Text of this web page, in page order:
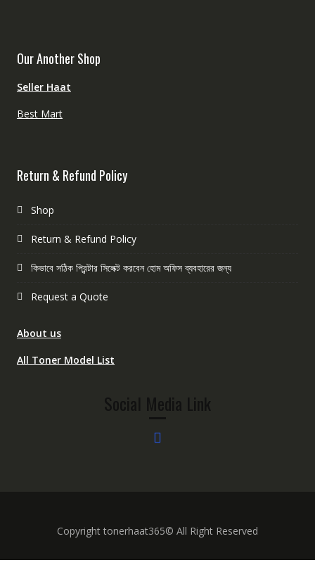
Our Another Shop
Seller Haat
Best Mart
Return & Refund Policy
Shop
Return & Refund Policy
কিভাবে সঠিক প্রিন্টার সিলেক্ট করবেন হোম অফিস ব্যবহারের জন্য
Request a Quote
About us
All Toner Model List
Social Media Link
Copyright tonerhaat365© All Right Reserved